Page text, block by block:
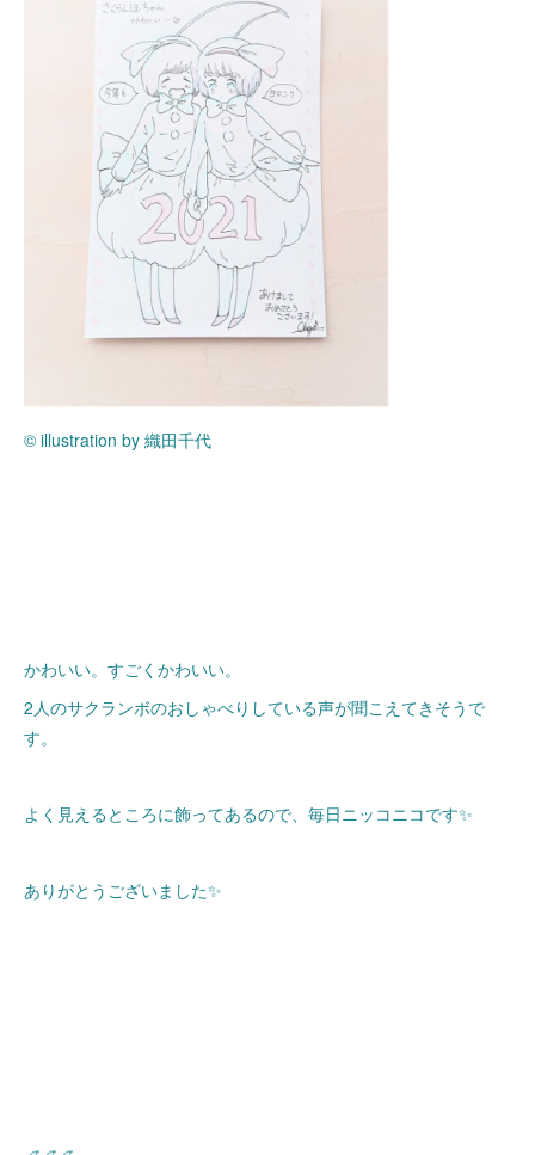
© illustration by 織田千代
かわいい。すごくかわいい。
2人のサクランボのおしゃべりしている声が聞こえてきそうで
す。
よく見えるところに飾ってあるので、毎日ニッコニコです✨
ありがとうございました✨